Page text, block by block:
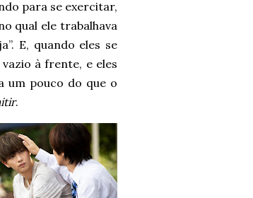
para se exercitar,
qual ele trabalhava
E, quando eles se
à frente, e eles
um pouco do que o
.